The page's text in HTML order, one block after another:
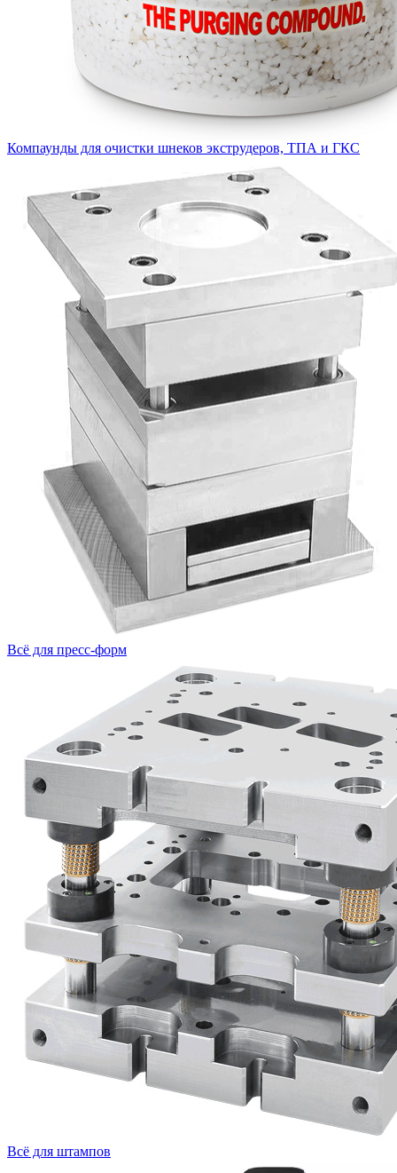
Компаунды для очистки шнеков экструдеров, ТПА и ГКС
Всё для пресс-форм
Всё для штампов